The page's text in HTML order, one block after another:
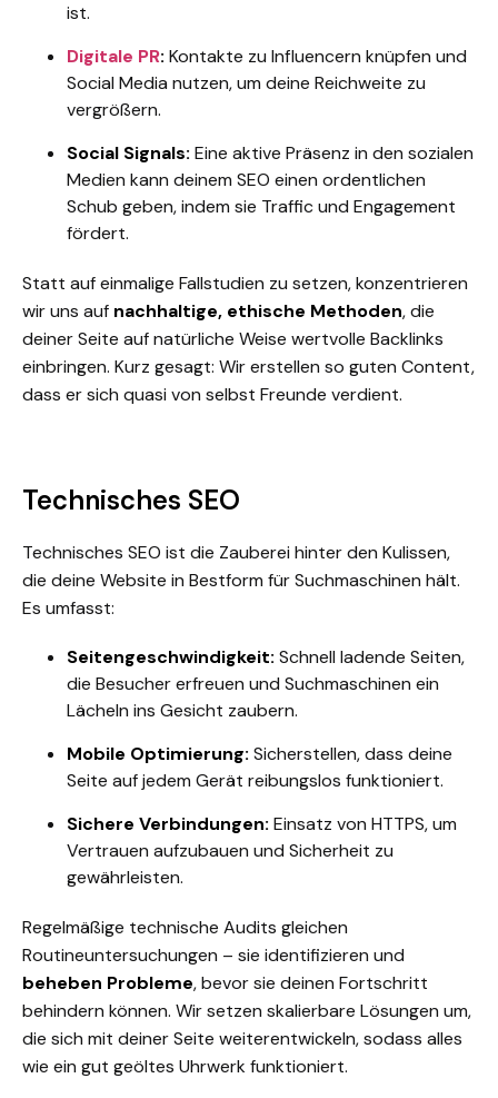
ist.
Digitale PR: Kontakte zu Influencern knüpfen und
Social Media nutzen, um deine Reichweite zu
vergrößern.
Social Signals: Eine aktive Präsenz in den sozialen
Medien kann deinem SEO einen ordentlichen
Schub geben, indem sie Traffic und Engagement
fördert.
Statt auf einmalige Fallstudien zu setzen, konzentrieren
wir uns auf nachhaltige, ethische Methoden, die
deiner Seite auf natürliche Weise wertvolle Backlinks
einbringen. Kurz gesagt: Wir erstellen so guten Content,
dass er sich quasi von selbst Freunde verdient.
Technisches SEO
Technisches SEO ist die Zauberei hinter den Kulissen,
die deine Website in Bestform für Suchmaschinen hält.
Es umfasst:
Seitengeschwindigkeit: Schnell ladende Seiten,
die Besucher erfreuen und Suchmaschinen ein
Lächeln ins Gesicht zaubern.
Mobile Optimierung: Sicherstellen, dass deine
Seite auf jedem Gerät reibungslos funktioniert.
Sichere Verbindungen: Einsatz von HTTPS, um
Vertrauen aufzubauen und Sicherheit zu
gewährleisten.
Regelmäßige technische Audits gleichen
Routineuntersuchungen – sie identifizieren und
beheben Probleme, bevor sie deinen Fortschritt
behindern können. Wir setzen skalierbare Lösungen um,
die sich mit deiner Seite weiterentwickeln, sodass alles
wie ein gut geöltes Uhrwerk funktioniert.